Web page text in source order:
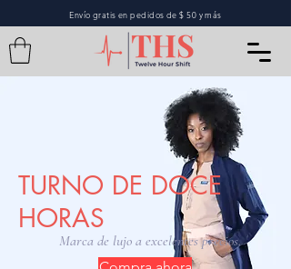
Envío gratis en pedidos de $ 50 y más
TURNO DE DOCE
HORAS
Marca de lujo a excelentes precios.